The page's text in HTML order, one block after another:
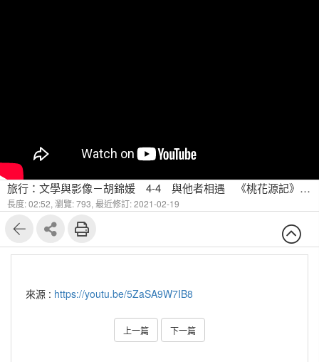
旅行：文學與影像－胡錦媛 4-4 與他者相遇 《桃花源記》故事動畫
長度: 02:52, 瀏覽: 793, 最近修訂: 2021-02-19
來源 : https://youtu.be/5ZaSA9W7IB8
上一篇 下一篇